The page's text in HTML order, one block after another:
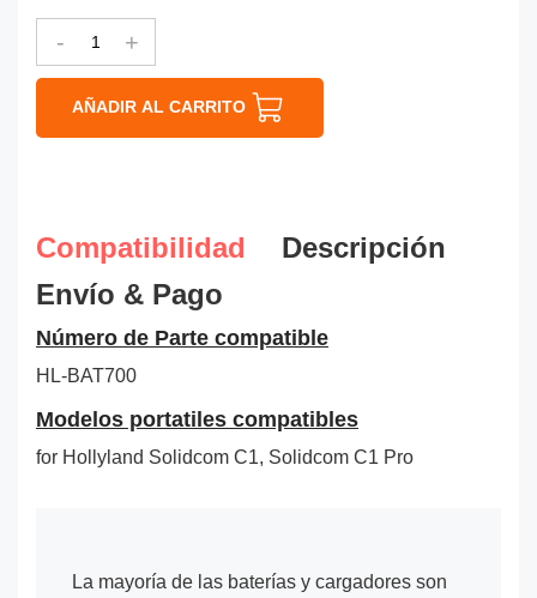
- +
AÑADIR AL CARRITO
Compatibilidad
Descripción
Envío & Pago
Número de Parte compatible
HL-BAT700
Modelos portatiles compatibles
for Hollyland Solidcom C1, Solidcom C1 Pro
La mayoría de las baterías y cargadores son